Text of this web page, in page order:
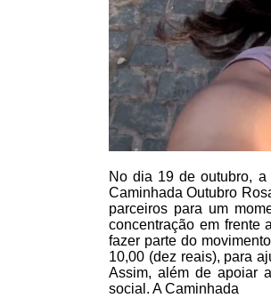
No dia 19 de outubro,
Caminhada Outubro
parceiros para um
concentração em frente
fazer parte do
10,00 (dez reais), para
Assim, além de apoiar
social. A Caminhada